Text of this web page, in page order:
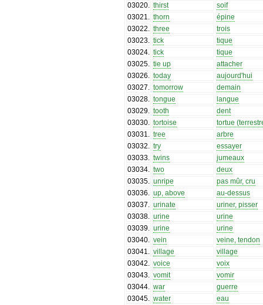
03020
thirst
soif
03021
thorn
épine
03022
three
trois
03023
tick
tique
03024
tick
tique
03025
tie up
attacher
03026
today
aujourd'hui
03027
tomorrow
demain
03028
tongue
langue
03029
tooth
dent
03030
tortoise
tortue
03031
tree
arbre
03032
try
essayer
03033
twins
jumeaux
03034
two
deux
03035
unripe
pas mûr, cru
03036
up, above
au-dessus
03037
urinate
uriner, pisser
03038
urine
urine
03039
urine
urine
03040
vein
veine, tendon
03041
village
village
03042
voice
voix
03043
vomit
vomir
03044
war
guerre
03045
water
eau